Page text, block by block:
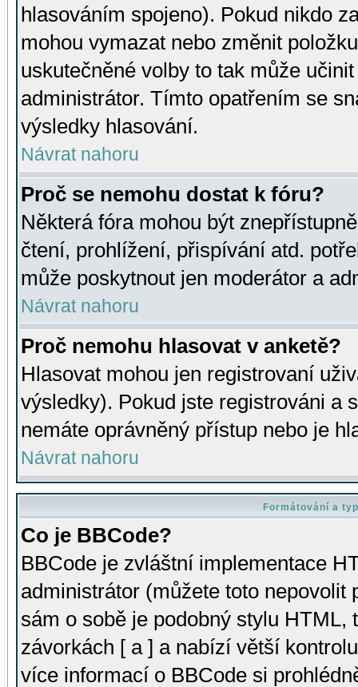
hlasováním spojeno). Pokud nikdo
mohou vymazat nebo změnit
uskutečněné volby to tak může
administrátor. Tímto opatřením se
výsledky hlasování.
Návrat nahoru
Proč se nemohu dostat k fóru?
Některá fóra mohou být
čtení, prohlížení, přispívání atd.
může poskytnout jen moderátor a
Návrat nahoru
Proč nemohu hlasovat v anketě?
Hlasovat mohou jen registrovaní
výsledky). Pokud jste registrováni a
nemáte oprávněný přístup nebo je
Návrat nahoru
Formátování a
Co je BBCode?
BBCode je zvláštní implementace
administrátor (můžete toto
sám o sobě je podobný stylu HTML,
závorkách [ a ] a nabízí větší
více informací o BBCode si